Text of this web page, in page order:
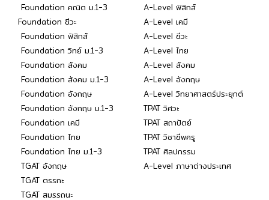
Foundation คณิต ม.1-3
Foundation ชีวะ
Foundation ฟิสิกส์
Foundation วิทย์ ม.1-3
Foundation สังคม
Foundation สังคม ม.1-3
Foundation อังกฤษ
Foundation อังกฤษ ม.1-3
Foundation เคมี
Foundation ไทย
Foundation ไทย ม.1-3
TGAT อังกฤษ
TGAT ตรรกะ
TGAT สมรรถนะ
A-Level ฟิสิกส์
A-Level เคมี
A-Level ชีวะ
A-Level ไทย
A-Level สังคม
A-Level อังกฤษ
A-Level วิทยาศาสตร์ประยุกต์
TPAT วิศวะ
TPAT สถาปัตย์
TPAT วิชาชีพครู
TPAT ศิลปกรรม
A-Level ภาษาต่างประเทศ